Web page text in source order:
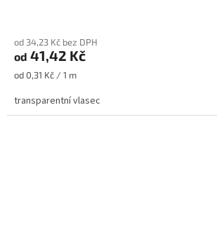
od 34,23 Kč bez DPH
od 41,42 Kč
Měrná
od 0,31 Kč / 1 m
transparentní vlasec